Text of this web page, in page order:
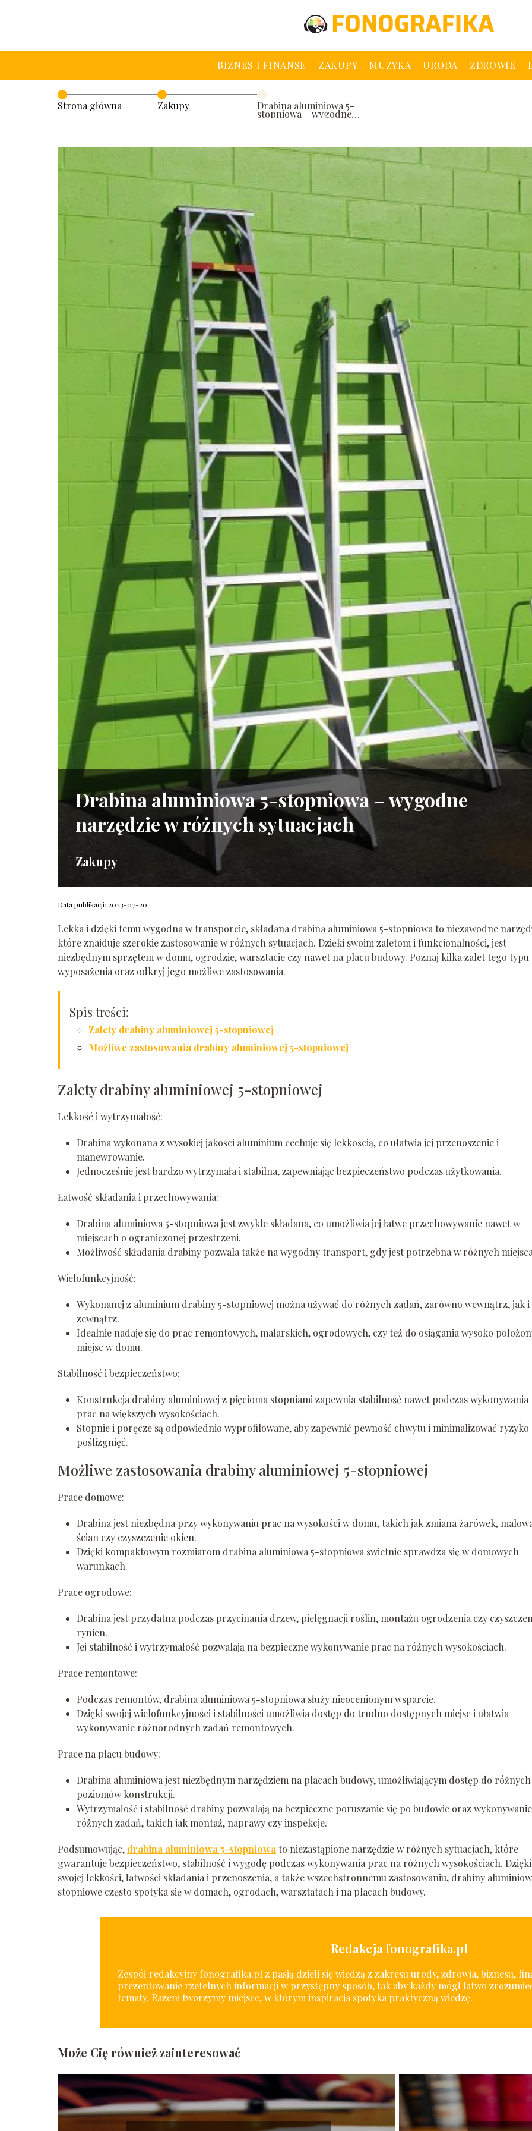
BIZNES I FINANSE ZAKUPY MUZYKA URODA ZDROWIE
Strona główna Zakupy Drabina aluminiowa 5-
stopniowa – wygodne
narzędzie w różnych
Drabina aluminiowa 5-stopniowa – wygodne
narzędzie w różnych sytuacjach
Zakupy
Data publikacji: 2023-07-20
Lekka i dzięki temu wygodna w transporcie, składana drabina aluminiowa 5-stopniowa to niezawodne
które znajduje szerokie zastosowanie w różnych sytuacjach. Dzięki swoim zaletom i funkcjonalności, jest
niezbędnym sprzętem w domu, ogrodzie, warsztacie czy nawet na placu budowy. Poznaj kilka zalet tego typu
wyposażenia oraz odkryj jego możliwe zastosowania.
Spis treści:
Zalety drabiny aluminiowej 5-stopniowej
Możliwe zastosowania drabiny aluminiowej 5-stopniowej
Zalety drabiny aluminiowej 5-stopniowej
Lekkość i wytrzymałość:
Drabina wykonana z wysokiej jakości aluminium cechuje się lekkością, co ułatwia jej przenoszenie i
manewrowanie.
Jednocześnie jest bardzo wytrzymała i stabilna, zapewniając bezpieczeństwo podczas użytkowania.
Łatwość składania i przechowywania:
Drabina aluminiowa 5-stopniowa jest zwykle składana, co umożliwia jej łatwe przechowywanie nawet w
miejscach o ograniczonej przestrzeni.
Możliwość składania drabiny pozwala także na wygodny transport, gdy jest potrzebna w różnych
Wielofunkcyjność:
Wykonanej z aluminium drabiny 5-stopniowej można używać do różnych zadań, zarówno wewnątrz, jak i
zewnątrz.
Idealnie nadaje się do prac remontowych, malarskich, ogrodowych, czy też do osiągania wysoko
miejsc w domu.
Stabilność i bezpieczeństwo:
Konstrukcja drabiny aluminiowej z pięcioma stopniami zapewnia stabilność nawet podczas wykonywania
prac na większych wysokościach.
Stopnie i poręcze są odpowiednio wyprofilowane, aby zapewnić pewność chwytu i minimalizować ryzyko
poślizgnięć.
Możliwe zastosowania drabiny aluminiowej 5-stopniowej
Prace domowe:
Drabina jest niezbędna przy wykonywaniu prac na wysokości w domu, takich jak zmiana żarówek,
ścian czy czyszczenie okien.
Dzięki kompaktowym rozmiarom drabina aluminiowa 5-stopniowa świetnie sprawdza się w domowych
warunkach.
Prace ogrodowe:
Drabina jest przydatna podczas przycinania drzew, pielęgnacji roślin, montażu ogrodzenia czy
rynien.
Jej stabilność i wytrzymałość pozwalają na bezpieczne wykonywanie prac na różnych wysokościach.
Prace remontowe:
Podczas remontów, drabina aluminiowa 5-stopniowa służy nieocenionym wsparcie.
Dzięki swojej wielofunkcyjności i stabilności umożliwia dostęp do trudno dostępnych miejsc i ułatwia
wykonywanie różnorodnych zadań remontowych.
Prace na placu budowy:
Drabina aluminiowa jest niezbędnym narzędziem na placach budowy, umożliwiającym dostęp do różnych
poziomów konstrukcji.
Wytrzymałość i stabilność drabiny pozwalają na bezpieczne poruszanie się po budowie oraz wykonywanie
różnych zadań, takich jak montaż, naprawy czy inspekcje.
Podsumowując, drabina aluminiowa 5-stopniowa to niezastąpione narzędzie w różnych sytuacjach, które
gwarantuje bezpieczeństwo, stabilność i wygodę podczas wykonywania prac na różnych wysokościach. Dzięki
swojej lekkości, łatwości składania i przenoszenia, a także wszechstronnemu zastosowaniu, drabiny
stopniowe często spotyka się w domach, ogrodach, warsztatach i na placach budowy.
Redakcja fonografika.pl
Zespół redakcyjny fonografika.pl z pasją dzieli się wiedzą z zakresu urody, zdrowia, biznesu,
prezentowanie rzetelnych informacji w przystępny sposób, tak aby każdy mógł łatwo
tematy. Razem tworzymy miejsce, w którym inspiracja spotyka praktyczną wiedzę.
Może Cię również zainteresować